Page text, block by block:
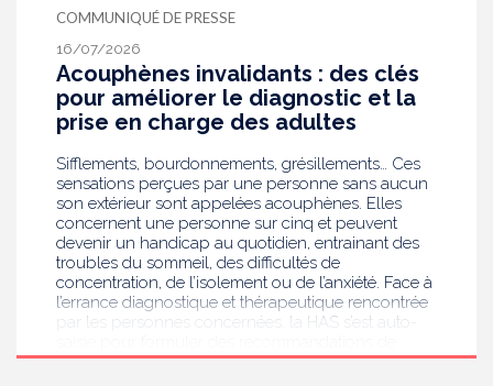
pour les autres professionnels travaillant dans les
établissements de santé ou dans les
établissements médicaux sociaux hébergeant des
personnes âgées, en contact avec des personnes à
risque de grippe sévère, avec un déploiement
prioritaire en Ehpad et en USLD.
COMMUNIQUÉ DE PRESSE
16/07/2026
Acouphènes invalidants : des clés
pour améliorer le diagnostic et la
prise en charge des adultes
Sifflements, bourdonnements, grésillements… Ces
sensations perçues par une personne sans aucun
son extérieur sont appelées acouphènes. Elles
concernent une personne sur cinq et peuvent
devenir un handicap au quotidien, entrainant des
troubles du sommeil, des difficultés de
concentration, de l’isolement ou de l’anxiété. Face à
l’errance diagnostique et thérapeutique rencontrée
par les personnes concernées, la HAS s’est auto-
bonnes pratiques pour améliorer le diagnostic et